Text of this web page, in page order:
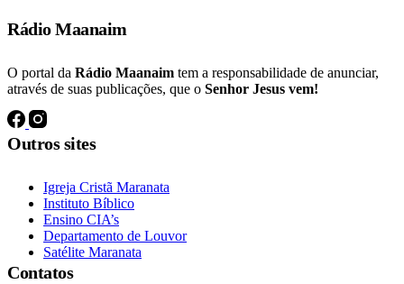
Rádio Maanaim
O portal da Rádio Maanaim tem a responsabilidade de anunciar,
através de suas publicações, que o Senhor Jesus vem!
Outros sites
Igreja Cristã Maranata
Instituto Bíblico
Ensino CIA’s
Departamento de Louvor
Satélite Maranata
Contatos